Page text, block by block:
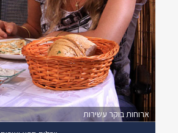
ארוחות בוקר עשירות